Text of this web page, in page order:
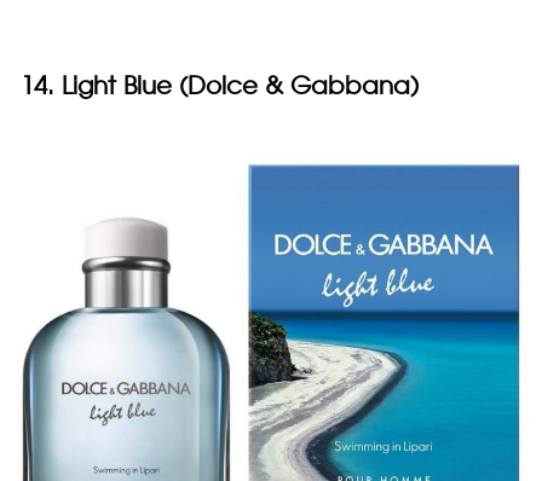
14. Light Blue (Dolce & Gabbana)